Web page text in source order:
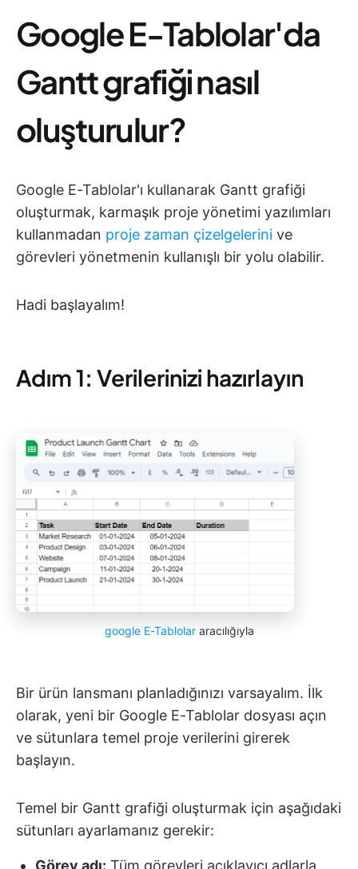
Google E-Tablolar'da
Gantt grafiği nasıl
oluşturulur?
Google E-Tablolar'ı kullanarak Gantt grafiği
oluşturmak, karmaşık proje yönetimi yazılımları
kullanmadan proje zaman çizelgelerini ve
görevleri yönetmenin kullanışlı bir yolu olabilir.
Hadi başlayalım!
Adım 1: Verilerinizi hazırlayın
google E-Tablolararacılığıyla
Bir ürün lansmanı planladığınızı varsayalım. İlk
olarak, yeni bir Google E-Tablolar dosyası açın
ve sütunlara temel proje verilerini girerek
başlayın.
Temel bir Gantt grafiği oluşturmak için aşağıdaki
sütunları ayarlamanız gerekir:
Görev adı: Tüm görevleri açıklayıcı adlarla